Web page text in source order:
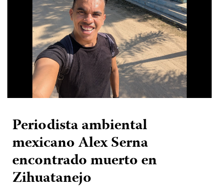
Periodista ambiental
mexicano Alex Serna
encontrado muerto en
Zihuatanejo